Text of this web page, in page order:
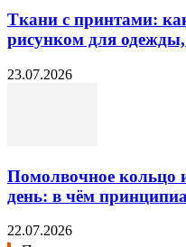
Ткани с принтами:
рисунком для одежды,
23.07.2026
Помолвочное кольцо
день: в чём
22.07.2026